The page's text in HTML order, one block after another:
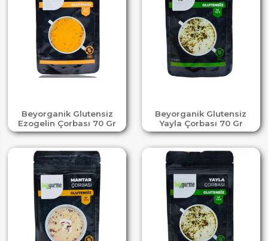
Beyorganik Glutensiz
Ezogelin Çorbası 70 Gr
Beyorganik Glutensiz
Yayla Çorbası 70 Gr